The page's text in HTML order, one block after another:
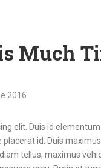
Much
2016
elit. Duis id
id. Duis
tellus, maximus